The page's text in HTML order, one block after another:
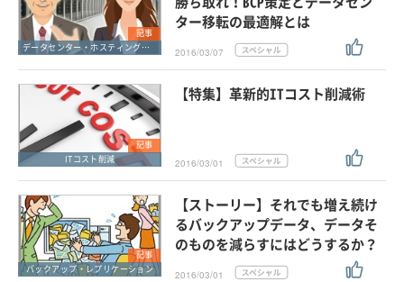
記事
データセンター・ホスティングサービス
ター移転の最適解とは
2016/03/07
記事
ITコスト削減
【特集】革新的ITコスト削減術
2016/03/01
記事
バックアップ・レプリケーション
【ストーリー】それでも増え続け
るバックアップデータ、データそ
のものを減らすにはどうするか？
2016/03/01